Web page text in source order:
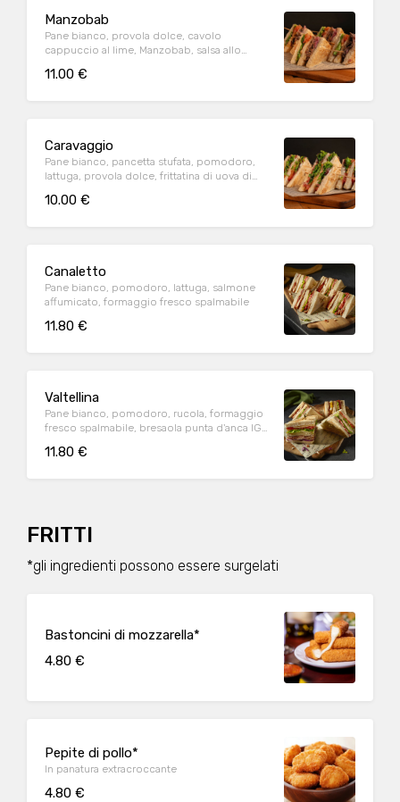
Manzobab
Pane bianco, provola dolce, cavolo
cappuccio al lime, Manzobab, salsa allo
11.00 €
Caravaggio
Pane bianco, pancetta stufata, pomodoro,
lattuga, provola dolce, frittatina di uova di
10.00 €
Canaletto
Pane bianco, pomodoro, lattuga, salmone
affumicato, formaggio fresco spalmabile
11.80 €
Valtellina
Pane bianco, pomodoro, rucola, formaggio
fresco spalmabile, bresaola punta d'anca IGP
11.80 €
FRITTI
*gli ingredienti possono essere surgelati
Bastoncini di mozzarella*
4.80 €
Pepite di pollo*
In panatura extracroccante
4.80 €